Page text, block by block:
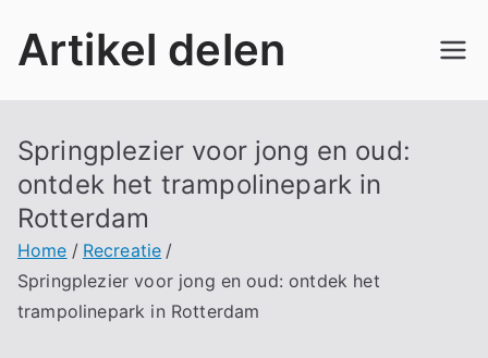
naarArtikel delen
Springplezier voor jong en oud:
ontdek het trampolinepark in
Rotterdam
Home
Recreatie
Springplezier voor jong en oud: ontdek het
trampolinepark in Rotterdam